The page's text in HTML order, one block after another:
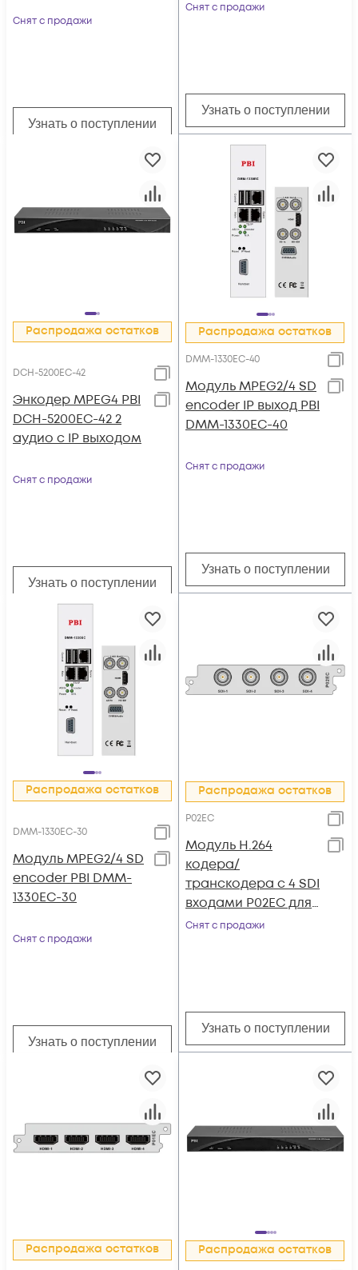
Снят с продажи
Узнать о поступлении
Снят с продажи
Узнать о поступлении
Распродажа остатков
DCH-5200EC-42
Энкодер MPEG4 PBI
DCH-5200EC-42 2
аудио с IP выходом
Снят с продажи
Узнать о поступлении
Распродажа остатков
DMM-1330EC-40
Модуль MPEG2/4 SD
encoder IP выход PBI
DMM-1330EC-40
Снят с продажи
Узнать о поступлении
Распродажа остатков
DMM-1330EC-30
Модуль MPEG2/4 SD
encoder PBI DMM-
1330EC-30
Снят с продажи
Узнать о поступлении
Распродажа остатков
P02EC
Модуль H.264
кодера/
транскодера c 4 SDI
входами P02EC для
DCP-3000MF
Снят с продажи
Узнать о поступлении
Распродажа остатков Распродажа остатков